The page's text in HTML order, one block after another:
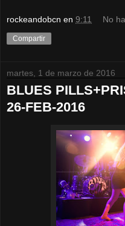
rockeandobcn en 9:11 No
Compartir
martes, 1 de marzo de 2016
BLUES
26-FEB-2016